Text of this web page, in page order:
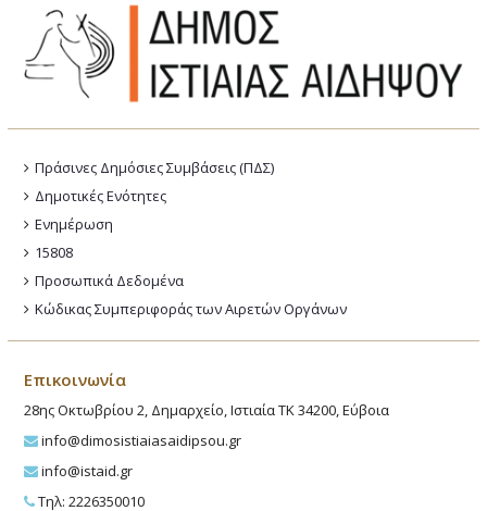
Πράσινες Δημόσιες Συμβάσεις (ΠΔΣ)
Δημοτικές Ενότητες
Ενημέρωση
15808
Προσωπικά Δεδομένα
Κώδικας Συμπεριφοράς των Αιρετών Οργάνων
Επικοινωνία
28ης Οκτωβρίου 2, Δημαρχείο, Ιστιαία ΤΚ 34200, Εύβοια
info@dimosistiaiasaidipsou.gr
info@istaid.gr
Τηλ: 2226350010